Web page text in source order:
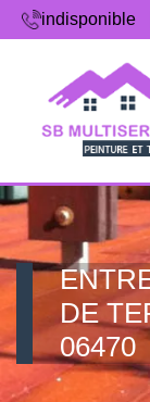
indisponible
DE
06470